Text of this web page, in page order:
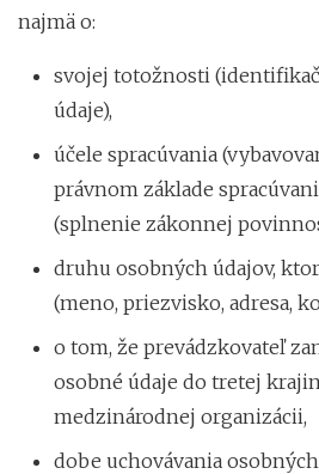
najmä o:
svojej totožnosti
údaje),
účele spracúvania
právnom základe
(splnenie zákonnej
druhu osobných údajov,
(meno, priezvisko, adresa,
o tom, že prevádzkovateľ
osobné údaje do tretej
medzinárodnej organizácii,
dobe uchovávania